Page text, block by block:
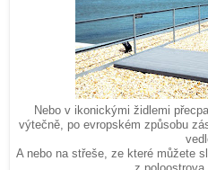
Nebo v ikonickými židlemi
výtečně, po evropském způsobu
A nebo na střeše, ze které můžete